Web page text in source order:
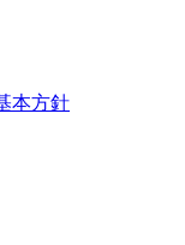
本方針